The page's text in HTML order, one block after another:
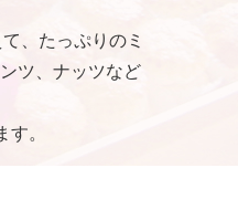
、たっぷりのミ
ツ、ナッツなど
。